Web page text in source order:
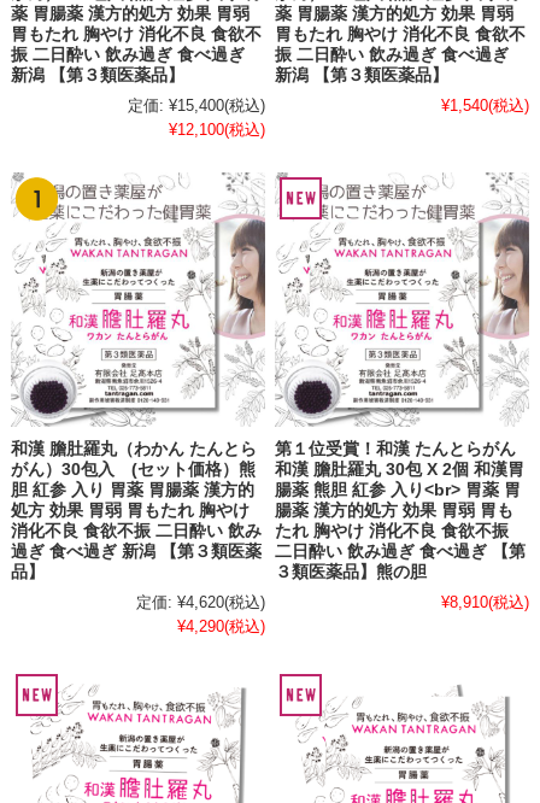
薬 胃腸薬 漢方的処方 効果 胃弱
胃もたれ 胸やけ 消化不良 食欲不
振 二日酔い 飲み過ぎ 食べ過ぎ
新潟 【第３類医薬品】
定価: ¥15,400(税込)
¥12,100(税込)
薬 胃腸薬 漢方的処方 効果 胃弱
胃もたれ 胸やけ 消化不良 食欲不
振 二日酔い 飲み過ぎ 食べ過ぎ
新潟 【第３類医薬品】
¥1,540(税込)
和漢 膽肚羅丸（わかん たんとら
がん）30包入 (セット価格）熊
胆 紅参 入り 胃薬 胃腸薬 漢方的
処方 効果 胃弱 胃もたれ 胸やけ
消化不良 食欲不振 二日酔い 飲み
過ぎ 食べ過ぎ 新潟 【第３類医薬
品】
定価: ¥4,620(税込)
¥4,290(税込)
第１位受賞！和漢 たんとらがん
和漢 膽肚羅丸 30包 X 2個 和漢胃
腸薬 熊胆 紅参 入り<br> 胃薬 胃
腸薬 漢方的処方 効果 胃弱 胃も
たれ 胸やけ 消化不良 食欲不振
二日酔い 飲み過ぎ 食べ過ぎ 【第
３類医薬品】熊の胆
¥8,910(税込)